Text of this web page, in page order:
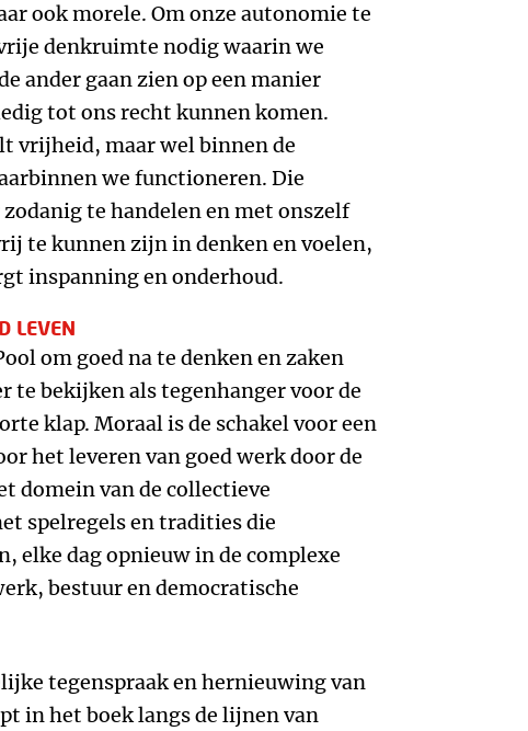
ook morele. Om onze autonomie te
denkruimte nodig waarin we
ander gaan zien op een manier
tot ons recht kunnen komen.
vrijheid, maar wel binnen de
we functioneren. Die
te handelen en met onszelf
te kunnen zijn in denken en voelen,
inspanning en onderhoud.
LEVEN
om goed na te denken en zaken
te bekijken als tegenhanger voor de
klap. Moraal is de schakel voor een
het leveren van goed werk door de
domein van de collectieve
spelregels en tradities die
elke dag opnieuw in de complexe
bestuur en democratische
tegenspraak en hernieuwing van
in het boek langs de lijnen van